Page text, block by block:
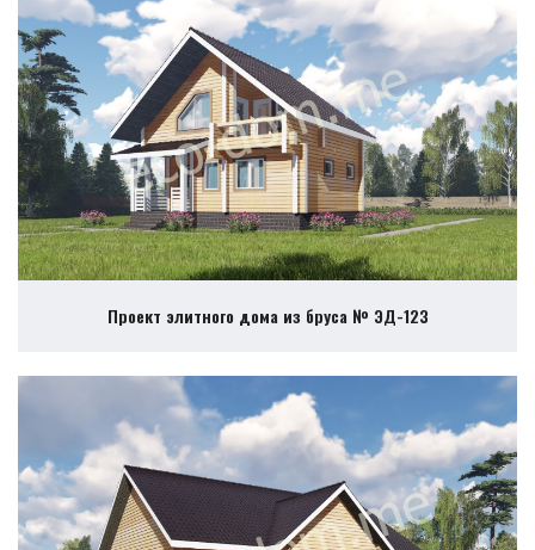
Проект элитного дома из бруса № ЭД-123